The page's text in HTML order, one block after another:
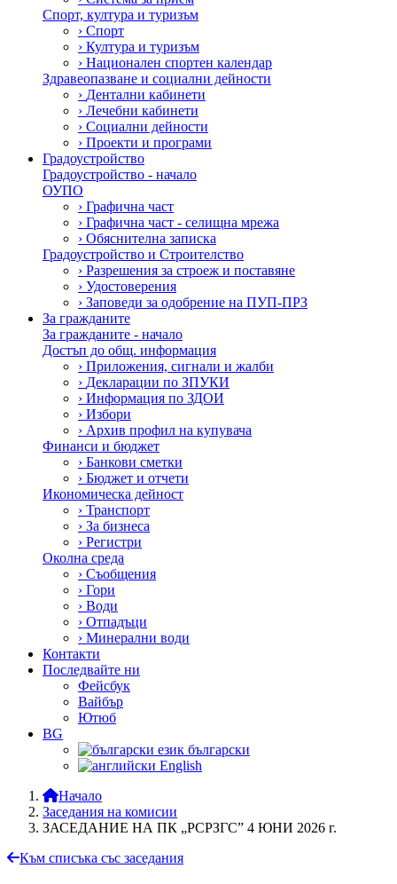
Спорт, култура и туризъм
› Спорт
› Култура и туризъм
› Национален спортен календар
Здравеопазване и социални дейности
› Дентални кабинети
› Лечебни кабинети
› Социални дейности
› Проекти и програми
Градоустройство
Градоустройство - начало
ОУПО
› Графична част
› Графична част - селищна мрежа
› Обяснителна записка
Градоустройство и Строителство
› Разрешения за строеж и поставяне
› Удостоверения
› Заповеди за одобрение на ПУП-ПРЗ
За гражданите
За гражданите - начало
Достъп до общ. информация
› Приложения, сигнали и жалби
› Декларации по ЗПУКИ
› Информация по ЗДОИ
› Избори
› Архив профил на купувача
Финанси и бюджет
› Банкови сметки
› Бюджет и отчети
Икономическа дейност
› Транспорт
› За бизнеса
› Регистри
Околна среда
› Съобщения
› Гори
› Води
› Отпадъци
› Минерални води
Контакти
Последвайте ни
Фейсбук
Вайбър
Ютюб
BG
български
English
Начало
Заседания на комисии
ЗАСЕДАНИЕ НА ПК „РСРЗГС” 4 ЮНИ 2026 г.
Към списъка със заседания